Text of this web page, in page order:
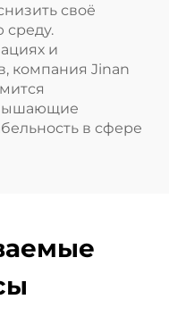
своё
среду.
и
компания Jinan
в сфере